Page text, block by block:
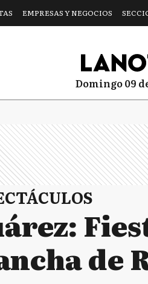
EMPRESAS Y NEGOCIOS
domingo 09
de